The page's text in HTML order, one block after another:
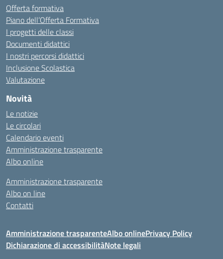
Offerta formativa
Piano dell’Offerta Formativa
I progetti delle classi
Documenti didattici
I nostri percorsi didattici
Inclusione Scolastica
Valutazione
Novità
Le notizie
Le circolari
Calendario eventi
Amministrazione trasparente
Albo online
Amministrazione trasparente
Albo on line
Contatti
Amministrazione trasparenteAlbo onlinePrivacy Policy
Dichiarazione di accessibilitàNote legali